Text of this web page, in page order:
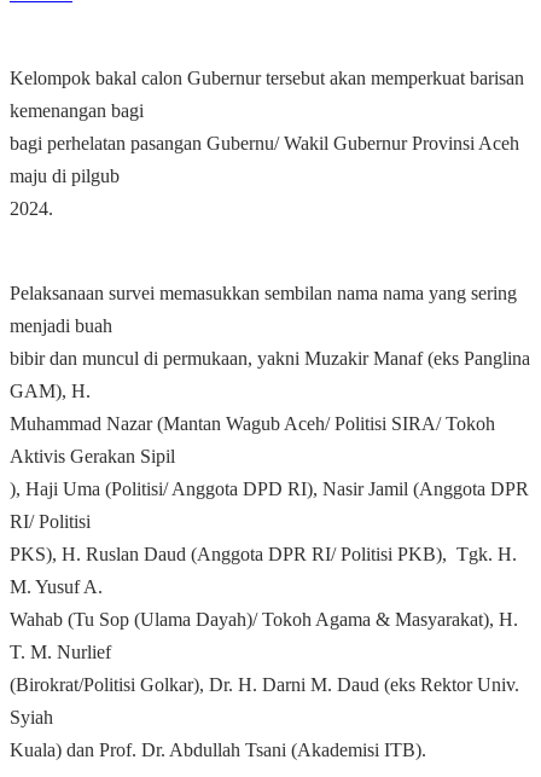
Kelompok bakal calon Gubernur tersebut akan memperkuat barisan
kemenangan bagi
bagi perhelatan pasangan Gubernu/ Wakil Gubernur Provinsi Aceh
maju di pilgub
2024.
Pelaksanaan survei memasukkan sembilan nama nama yang sering
menjadi buah
bibir dan muncul di permukaan, yakni Muzakir Manaf (eks Panglina
GAM), H.
Muhammad Nazar (Mantan Wagub Aceh/ Politisi SIRA/ Tokoh
Aktivis Gerakan Sipil
), Haji Uma (Politisi/ Anggota DPD RI), Nasir Jamil (Anggota DPR
RI/ Politisi
PKS), H. Ruslan Daud (Anggota DPR RI/ Politisi PKB), Tgk. H.
M. Yusuf A.
Wahab (Tu Sop (Ulama Dayah)/ Tokoh Agama & Masyarakat), H.
T. M. Nurlief
(Birokrat/Politisi Golkar), Dr. H. Darni M. Daud (eks Rektor Univ.
Syiah
Kuala) dan Prof. Dr. Abdullah Tsani (Akademisi ITB).